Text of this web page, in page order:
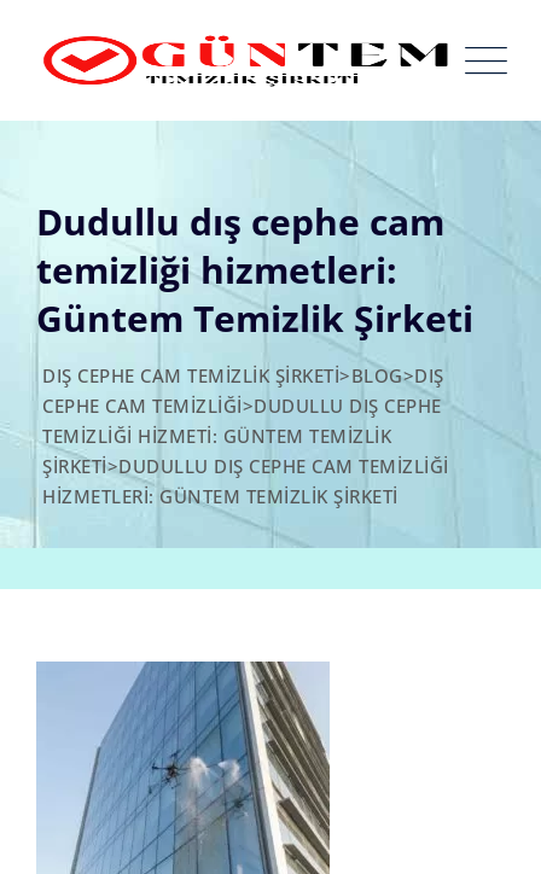
content
Dudullu dış cephe cam
temizliği hizmetleri:
Güntem Temizlik Şirketi
DIŞ CEPHE CAM TEMIZLIK ŞIRKETI>BLOG>DIŞ
CEPHE CAM TEMIZLIĞI>DUDULLU DIŞ CEPHE
TEMIZLIĞI HIZMETI: GÜNTEM TEMIZLIK
ŞIRKETI>DUDULLU DIŞ CEPHE CAM TEMIZLIĞI
HIZMETLERI: GÜNTEM TEMIZLIK ŞIRKETI